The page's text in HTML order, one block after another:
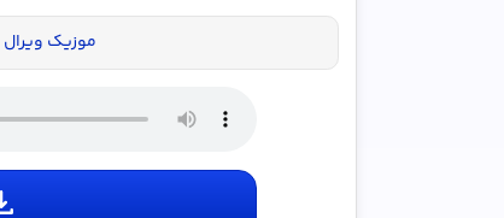
3000گیگ
اینترنت خانگی
پیشگ
موزیک ویرال